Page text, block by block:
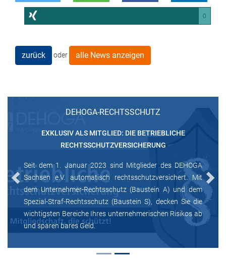
0
zurück oder alle News anzeigen
DEHOGA-RECHTSSCHUTZ
EXKLUSIV ALS MITGLIED: DIE BETRIEBLICHE
RECHTSSCHUTZVERSICHERUNG
Seit dem 1. Januar 2023 sind Mitglieder des DEHOGA
Sachsen e.V. automatisch rechtsschutzversichert. Mit
dem Unternehmer-Rechtsschutz (Baustein A) und dem
Spezial-Straf-Rechtsschutz (Baustein S), decken Sie die
wichtigsten Bereiche Ihres unternehmerischen Risikos ab
und sparen bares Geld.
Previous Next